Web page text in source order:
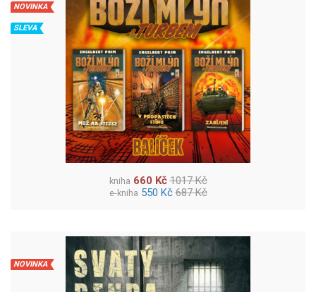
NOVINKA
SLEVA
kniha 660 Kč 1017 Kč
e-kniha 550 Kč 687 Kč
NOVINKA